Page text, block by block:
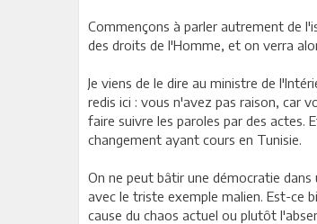
Commençons à parler autrement de
des droits de l'Homme, et on verra
Je viens de le dire au ministre de
redis ici : vous n'avez pas raison, car
faire suivre les paroles par des actes.
changement ayant cours en Tunisie.
On ne peut bâtir une démocratie
avec le triste exemple malien. Est-ce
cause du chaos actuel ou plutôt